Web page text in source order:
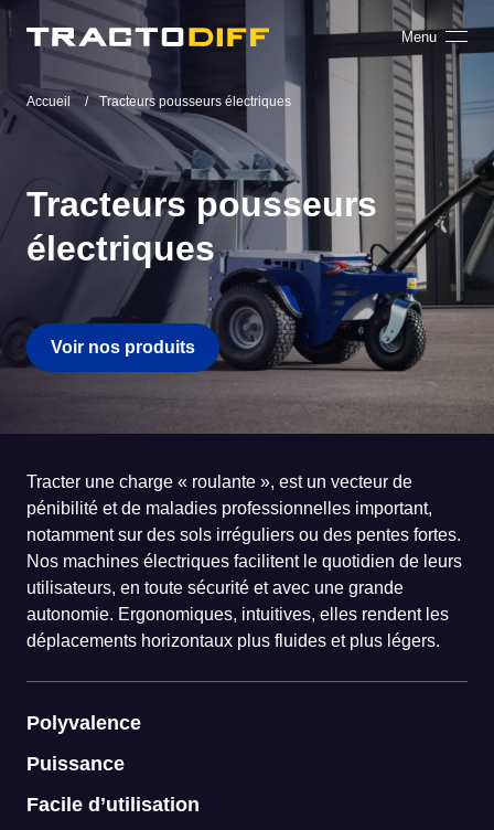
Menu
Accueil Tracteurs pousseurs électriques
Tracteurs pousseurs
électriques
Voir nos produits
Tracter une charge « roulante », est un vecteur de
pénibilité et de maladies professionnelles important,
notamment sur des sols irréguliers ou des pentes fortes.
Nos machines électriques facilitent le quotidien de leurs
utilisateurs, en toute sécurité et avec une grande
autonomie. Ergonomiques, intuitives, elles rendent les
déplacements horizontaux plus fluides et plus légers.
Polyvalence
Puissance
Facile d’utilisation